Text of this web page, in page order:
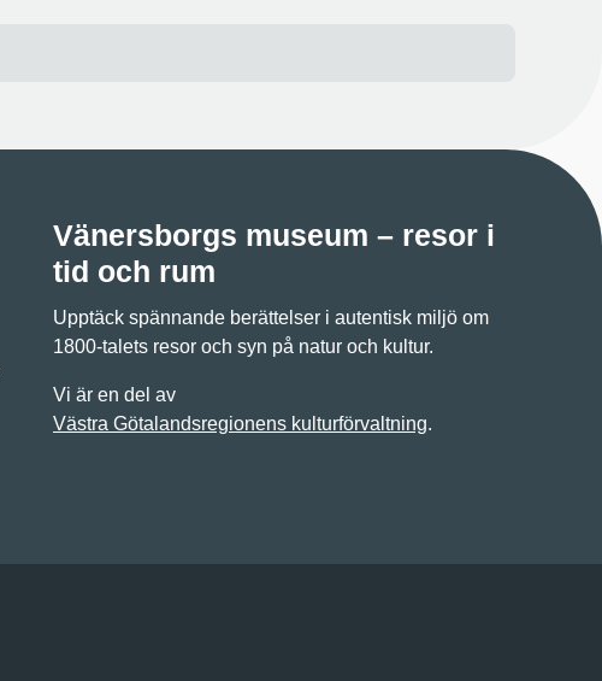
Vänersborgs museum – resor i
tid och rum
Upptäck spännande berättelser i autentisk miljö om
1800-talets resor och syn på natur och kultur.
Vi är en del av
Västra Götalandsregionens kulturförvaltning.